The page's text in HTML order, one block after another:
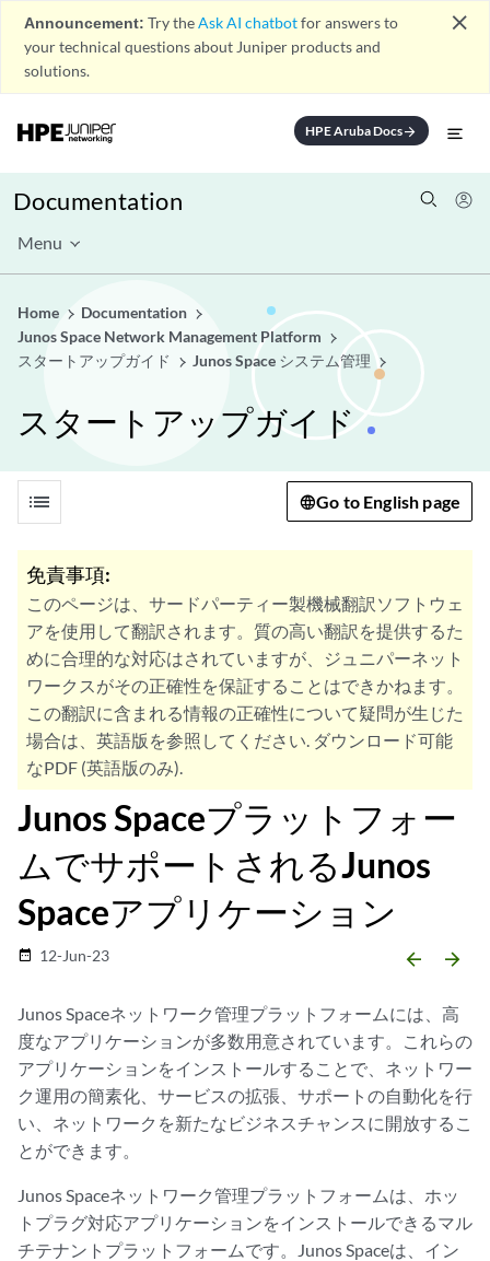
Announcement: Try theAsk AI chatbotfor answers to
your technical questions about Juniper products and
solutions.
close
HPE Aruba Docsarrow_forward
Documentation
Menu
Home
Documentation
Junos Space Network Management Platform
スタートアップガイド
Junos Space システム管理
スタートアップガイド
list Go to English page
免責事項:
このページは、サードパーティー製機械翻訳ソフトウェ
アを使用して翻訳されます。質の高い翻訳を提供するた
めに合理的な対応はされていますが、ジュニパーネット
ワークスがその正確性を保証することはできかねます。
この翻訳に含まれる情報の正確性について疑問が生じた
場合は、英語版を参照してください. ダウンロード可能
なPDF (英語版のみ).
Junos Spaceプラットフォー
ムでサポートされるJunos
Spaceアプリケーション
date_range 12-Jun-23 arrow_backward arrow_forward
Junos Spaceネットワーク管理プラットフォームには、高
度なアプリケーションが多数用意されています。これらの
アプリケーションをインストールすることで、ネットワー
ク運用の簡素化、サービスの拡張、サポートの自動化を行
い、ネットワークを新たなビジネスチャンスに開放するこ
とができます。
Junos Spaceネットワーク管理プラットフォームは、ホッ
トプラグ対応アプリケーションをインストールできるマル
チテナントプラットフォームです。Junos Spaceは、イン